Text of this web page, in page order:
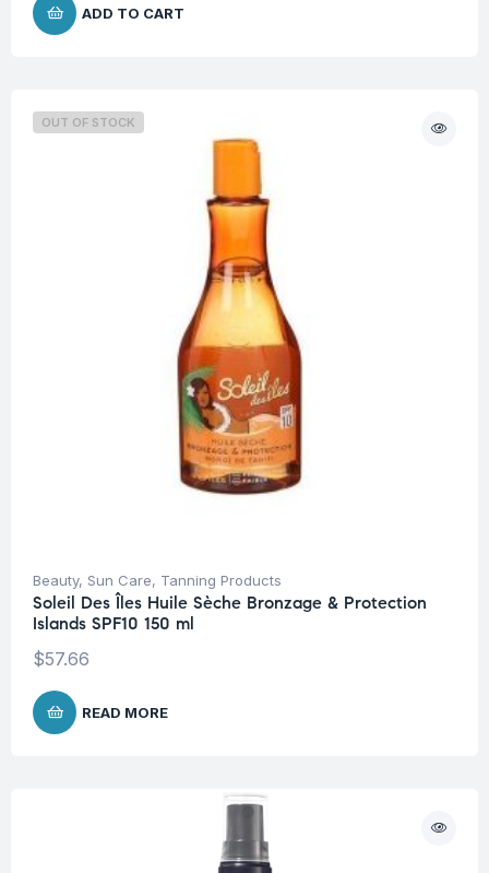
ADD TO CART
OUT OF STOCK
Beauty, Sun Care, Tanning Products
Soleil Des Îles Huile Sèche Bronzage & Protection
Islands SPF10 150 ml
$57.66
READ MORE